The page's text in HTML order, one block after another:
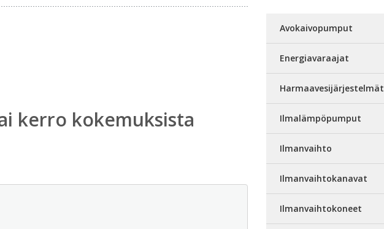
kerro kokemuksista
Avokaivopumput
Energiavaraajat
Harmaavesijärjestelmät
Ilmalämpöpumput
Ilmanvaihto
Ilmanvaihtokanavat
Ilmanvaihtokoneet